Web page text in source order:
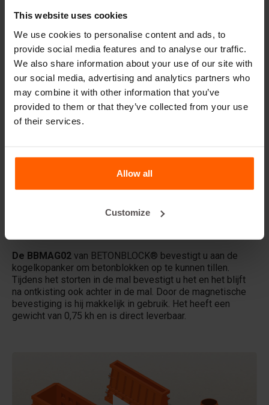
This website uses cookies
We use cookies to personalise content and ads, to
provide social media features and to analyse our traffic.
We also share information about your use of our site with
our social media, advertising and analytics partners who
may combine it with other information that you’ve
provided to them or that they’ve collected from your use
of their services.
Allow all
Customize
Handling equipment
Accessoires
Reserveonderdelen
Veelgestelde vragen
Van welk materiaal zijn de mallen gemaakt?
Verkoopt Betonblock® betonblokken?
De BBMAG02 van BETONBLOCK® bevestigt u aan de
kogelkopanker om betonblokken op te kunnen tillen.
Tijdens het storten in de mal bevestigt u het en het blijft
na ontkisting ook achter in de mal. Door de magnetische
bevestiging is hij makkelijk in gebruik. Het heeft een
gewicht van 0,75 kh en is direct leverbaar.